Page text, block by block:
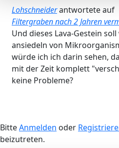
Lohschneiderantwortete auf
Filtergraben nach 2 Jahren
Und dieses Lava-Gestein
ansiedeln von
würde ich ich darin sehen,
mit der Zeit komplett
keine Probleme?
BitteAnmelden oder
beizutreten.